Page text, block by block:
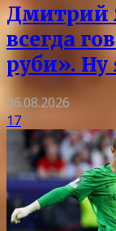
Дмитрий
всегда
руби».
06.08.2026
17